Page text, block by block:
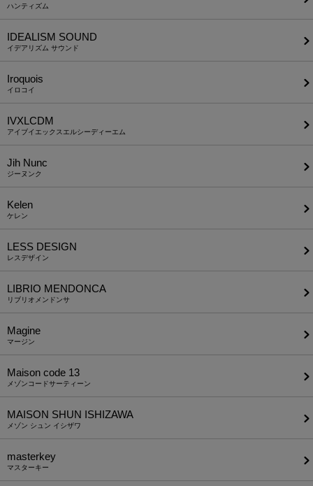
ハンティズム
IDEALISM SOUND
イデアリズム サウンド
Iroquois
イロコイ
IVXLCDM
アイブイエックスエルシーディーエム
Jih Nunc
ジーヌンク
Kelen
ケレン
LESS DESIGN
レスデザイン
LIBRIO MENDONCA
リブリオメンドンサ
Magine
マージン
Maison code 13
メゾンコードサーティーン
MAISON SHUN ISHIZAWA
メゾン シュン イシザワ
masterkey
マスターキー